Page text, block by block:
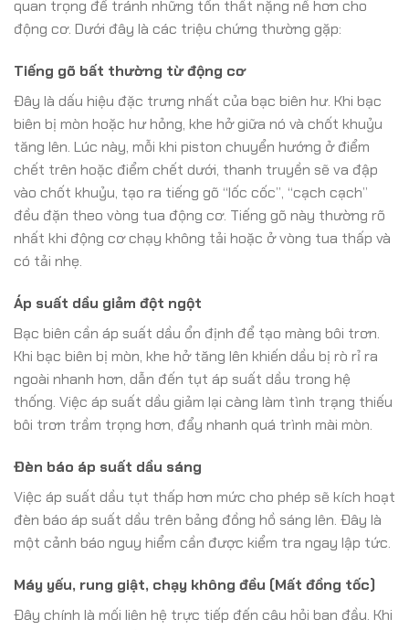
quan trọng để tránh những tổn thất nặng nề hơn cho
động cơ. Dưới đây là các triệu chứng thường gặp:
Tiếng gõ bất thường từ động cơ
Đây là dấu hiệu đặc trưng nhất của bạc biên hư. Khi bạc
biên bị mòn hoặc hư hỏng, khe hở giữa nó và chốt khuỷu
tăng lên. Lúc này, mỗi khi piston chuyển hướng ở điểm
chết trên hoặc điểm chết dưới, thanh truyền sẽ va đập
vào chốt khuỷu, tạo ra tiếng gõ “lốc cốc”, “cạch cạch”
đều đặn theo vòng tua động cơ. Tiếng gõ này thường rõ
nhất khi động cơ chạy không tải hoặc ở vòng tua thấp và
có tải nhẹ.
Áp suất dầu giảm đột ngột
Bạc biên cần áp suất dầu ổn định để tạo màng bôi trơn.
Khi bạc biên bị mòn, khe hở tăng lên khiến dầu bị rò rỉ ra
ngoài nhanh hơn, dẫn đến tụt áp suất dầu trong hệ
thống. Việc áp suất dầu giảm lại càng làm tình trạng thiếu
bôi trơn trầm trọng hơn, đẩy nhanh quá trình mài mòn.
Đèn báo áp suất dầu sáng
Việc áp suất dầu tụt thấp hơn mức cho phép sẽ kích hoạt
đèn báo áp suất dầu trên bảng đồng hồ sáng lên. Đây là
một cảnh báo nguy hiểm cần được kiểm tra ngay lập tức.
Máy yếu, rung giật, chạy không đều (Mất đồng tốc)
Đây chính là mối liên hệ trực tiếp đến câu hỏi ban đầu. Khi